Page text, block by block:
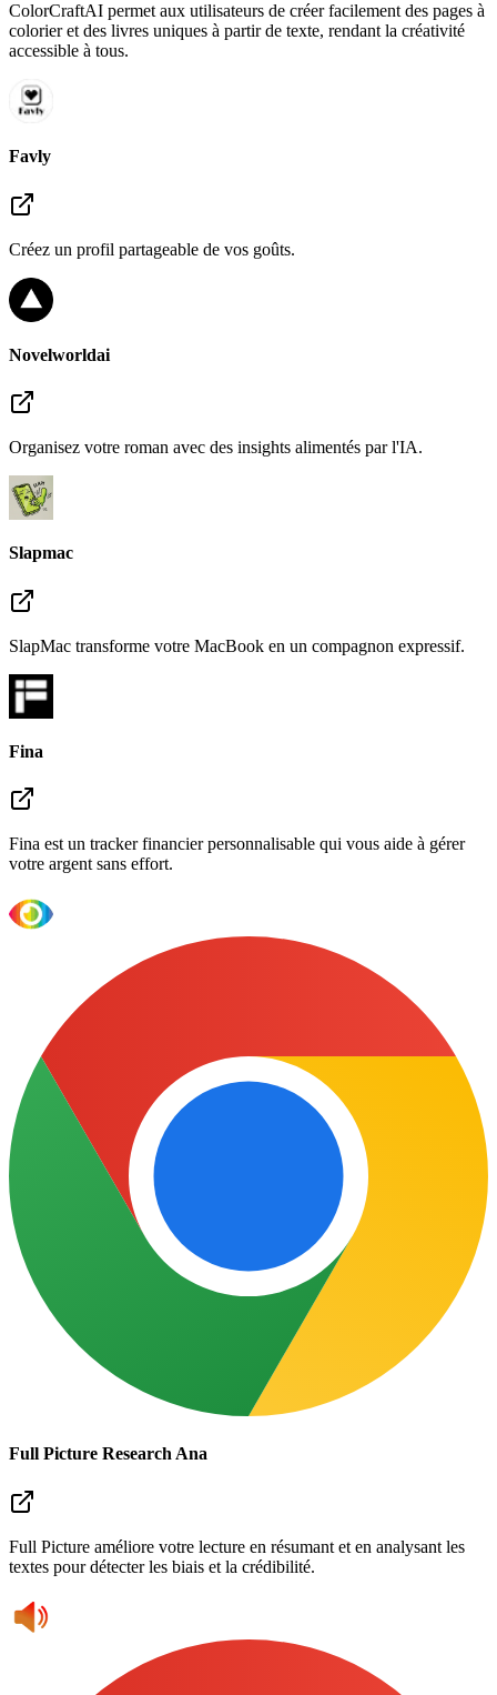
ColorCraftAI permet aux utilisateurs de créer facilement des pages à
colorier et des livres uniques à partir de texte, rendant la créativité
accessible à tous.
Favly
Créez un profil partageable de vos goûts.
Novelworldai
Organisez votre roman avec des insights alimentés par l'IA.
Slapmac
SlapMac transforme votre MacBook en un compagnon expressif.
Fina
Fina est un tracker financier personnalisable qui vous aide à gérer
votre argent sans effort.
Full Picture Research Ana
Full Picture améliore votre lecture en résumant et en analysant les
textes pour détecter les biais et la crédibilité.